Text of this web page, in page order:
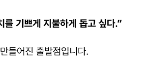
를 기쁘게 지불하게 돕고 싶다.”
들어진 출발점입니다.